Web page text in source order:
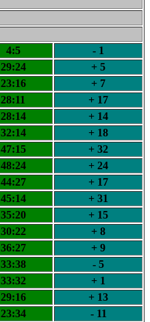
4:5
- 1
29:24
+ 5
23:16
+ 7
28:11
+ 17
28:14
+ 14
32:14
+ 18
47:15
+ 32
48:24
+ 24
44:27
+ 17
45:14
+ 31
35:20
+ 15
30:22
+ 8
36:27
+ 9
33:38
- 5
33:32
+ 1
29:16
+ 13
23:34
- 11